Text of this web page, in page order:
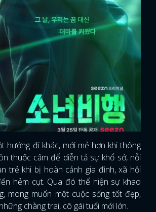
GOOGLE
hướng đi khác, mới mẻ hơn khi thông
thuốc cấm để diễn tả sự khổ sở, nỗi
trẻ khi bị hoàn cảnh gia đình, xã hội
hẻm cụt. Qua đó thể hiện sự khao
mong muốn một cuộc sống tốt đẹp,
chàng trai, cô gái tuổi mới lớn.